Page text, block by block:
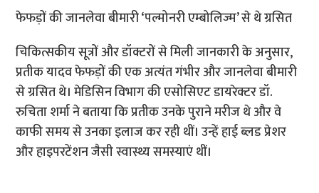
फेफड़ों की जानलेवा बीमारी ‘पल्मोनरी एम्बोलिज्म’ से थे ग्रसित
चिकित्सकीय सूत्रों और डॉक्टरों से मिली जानकारी के अनुसार,
प्रतीक यादव फेफड़ों की एक अत्यंत गंभीर और जानलेवा बीमारी
से ग्रसित थे। मेडिसिन विभाग की एसोसिएट डायरेक्टर डॉ.
रुचिता शर्मा ने बताया कि प्रतीक उनके पुराने मरीज थे और वे
काफी समय से उनका इलाज कर रही थीं। उन्हें हाई ब्लड प्रेशर
और हाइपरटेंशन जैसी स्वास्थ्य समस्याएं थीं।